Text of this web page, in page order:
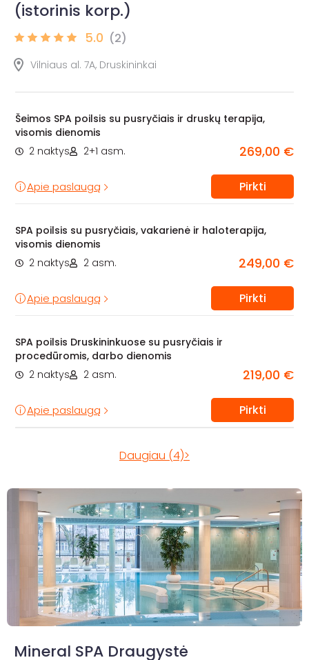
(istorinis korp.)
5.0 (2)
Vilniaus al. 7A, Druskininkai
Šeimos SPA poilsis su pusryčiais ir druskų terapija,
visomis dienomis
2 naktys
2+1 asm. 269,00 €
Apie paslaugą Pirkti
SPA poilsis su pusryčiais, vakarienė ir haloterapija,
visomis dienomis
2 naktys
2 asm. 249,00 €
Apie paslaugą Pirkti
SPA poilsis Druskininkuose su pusryčiais ir
procedūromis, darbo dienomis
2 naktys
2 asm. 219,00 €
Apie paslaugą Pirkti
Daugiau (4)>
Mineral SPA Draugystė